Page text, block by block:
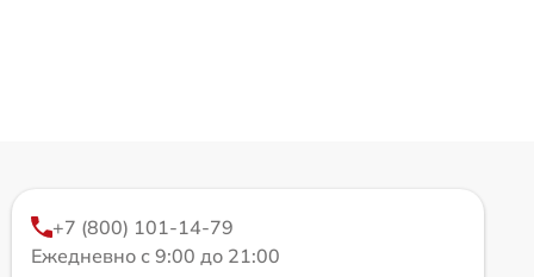
+7 (800) 101-14-79
Ежедневно с 9:00 до 21:00